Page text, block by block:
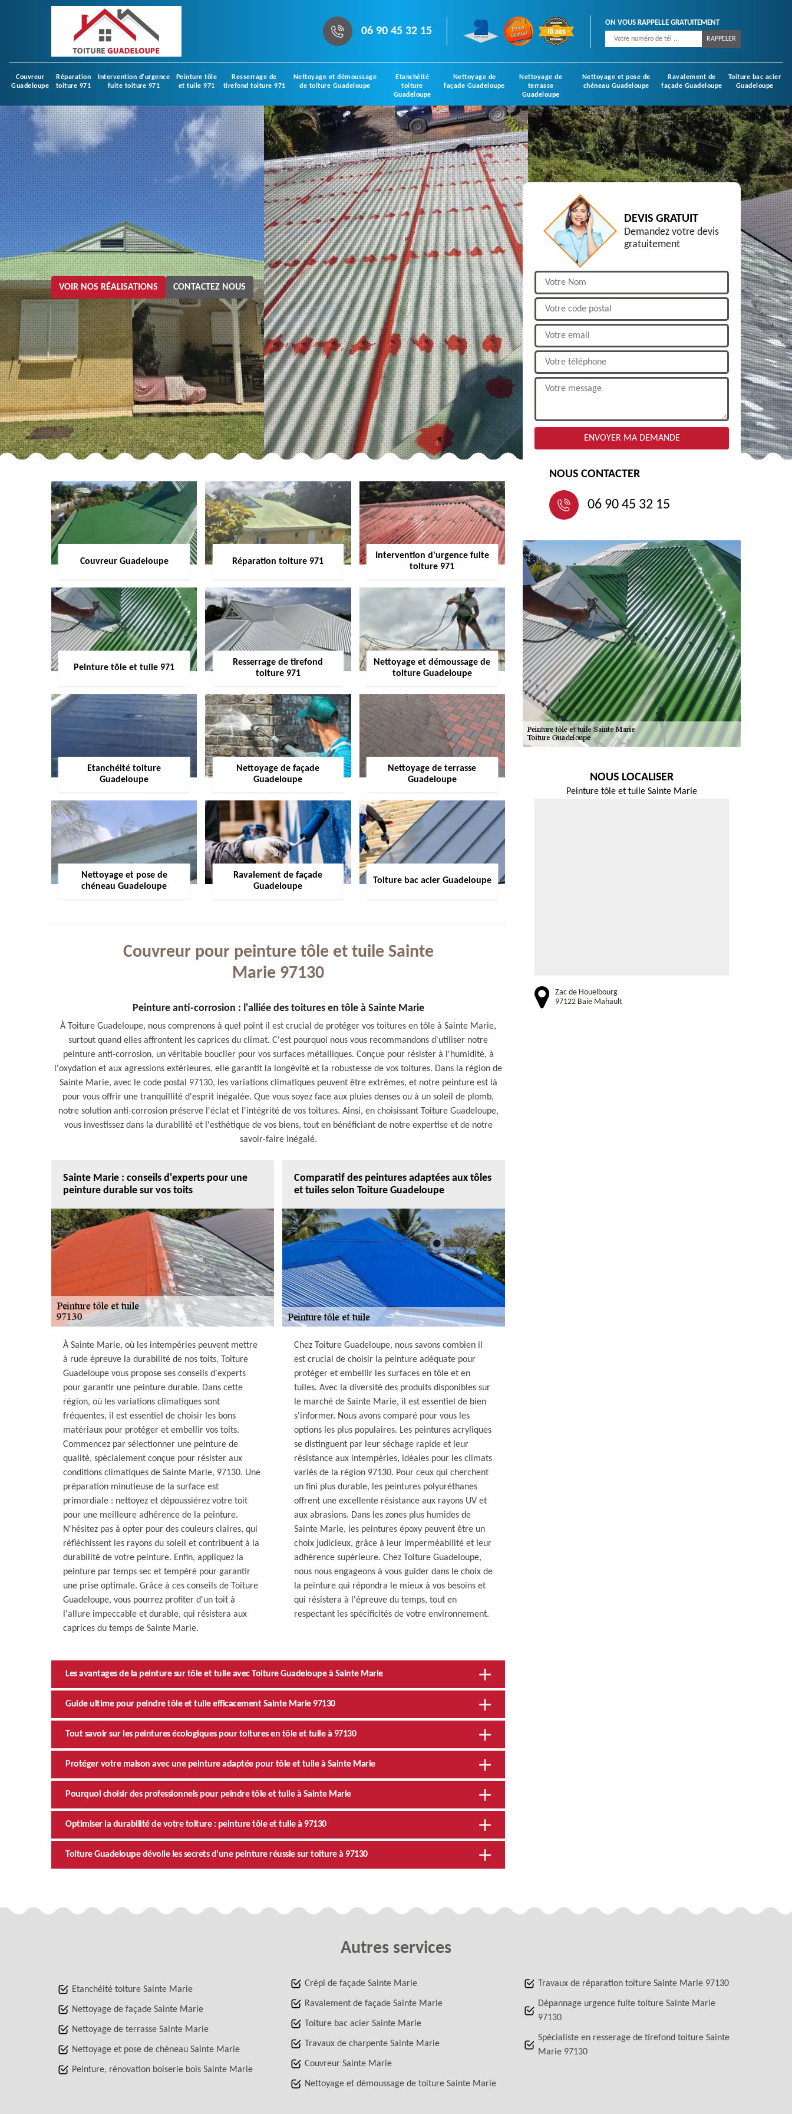
06 90 45 32 15
ON VOUS RAPPELLE GRATUITEMENT
Couvreur
Guadeloupe
Réparation
toiture 971
Intervention d'urgence
fuite toiture 971
Peinture tôle
et tuile 971
Resserrage de
tirefond toiture 971
Nettoyage et démoussage
de toiture Guadeloupe
Etanchéité
toiture
Guadeloupe
Nettoyage de
façade Guadeloupe
Nettoyage de
terrasse
Guadeloupe
Nettoyage et pose de
chéneau Guadeloupe
Ravalement de
façade Guadeloupe
Toiture bac acier
Guadeloupe
VOIR NOS RÉALISATIONS CONTACTEZ NOUS
Couvreur Guadeloupe Réparation toiture 971
Intervention d'urgence fuite
toiture 971
Peinture tôle et tuile 971
Resserrage de tirefond
toiture 971
Nettoyage et démoussage de
toiture Guadeloupe
Etanchéité toiture
Guadeloupe
Nettoyage de façade
Guadeloupe
Nettoyage de terrasse
Guadeloupe
Nettoyage et pose de
chéneau Guadeloupe
Ravalement de façade
Guadeloupe
Toiture bac acier Guadeloupe
Couvreur pour peinture tôle et tuile Sainte
Marie 97130
Peinture anti-corrosion : l'alliée des toitures en tôle à Sainte Marie
À Toiture Guadeloupe, nous comprenons à quel point il est crucial de protéger vos toitures en tôle à Sainte Marie,
surtout quand elles affrontent les caprices du climat. C'est pourquoi nous vous recommandons d'utiliser notre
peinture anti-corrosion, un véritable bouclier pour vos surfaces métalliques. Conçue pour résister à l'humidité, à
l'oxydation et aux agressions extérieures, elle garantit la longévité et la robustesse de vos toitures. Dans la région de
Sainte Marie, avec le code postal 97130, les variations climatiques peuvent être extrêmes, et notre peinture est là
pour vous offrir une tranquillité d'esprit inégalée. Que vous soyez face aux pluies denses ou à un soleil de plomb,
notre solution anti-corrosion préserve l'éclat et l'intégrité de vos toitures. Ainsi, en choisissant Toiture Guadeloupe,
vous investissez dans la durabilité et l'esthétique de vos biens, tout en bénéficiant de notre expertise et de notre
savoir-faire inégalé.
Sainte Marie : conseils d'experts pour une
peinture durable sur vos toits
À Sainte Marie, où les intempéries peuvent mettre
à rude épreuve la durabilité de nos toits, Toiture
Guadeloupe vous propose ses conseils d'experts
pour garantir une peinture durable. Dans cette
région, où les variations climatiques sont
fréquentes, il est essentiel de choisir les bons
matériaux pour protéger et embellir vos toits.
Commencez par sélectionner une peinture de
qualité, spécialement conçue pour résister aux
conditions climatiques de Sainte Marie, 97130. Une
préparation minutieuse de la surface est
primordiale : nettoyez et dépoussiérez votre toit
pour une meilleure adhérence de la peinture.
N'hésitez pas à opter pour des couleurs claires, qui
réfléchissent les rayons du soleil et contribuent à la
durabilité de votre peinture. Enfin, appliquez la
peinture par temps sec et tempéré pour garantir
une prise optimale. Grâce à ces conseils de Toiture
Guadeloupe, vous pourrez profiter d'un toit à
l'allure impeccable et durable, qui résistera aux
caprices du temps de Sainte Marie.
Comparatif des peintures adaptées aux tôles
et tuiles selon Toiture Guadeloupe
Chez Toiture Guadeloupe, nous savons combien il
est crucial de choisir la peinture adéquate pour
protéger et embellir les surfaces en tôle et en
tuiles. Avec la diversité des produits disponibles sur
le marché de Sainte Marie, il est essentiel de bien
s'informer. Nous avons comparé pour vous les
options les plus populaires. Les peintures acryliques
se distinguent par leur séchage rapide et leur
résistance aux intempéries, idéales pour les climats
variés de la région 97130. Pour ceux qui cherchent
un fini plus durable, les peintures polyuréthanes
offrent une excellente résistance aux rayons UV et
aux abrasions. Dans les zones plus humides de
Sainte Marie, les peintures époxy peuvent être un
choix judicieux, grâce à leur imperméabilité et leur
adhérence supérieure. Chez Toiture Guadeloupe,
nous nous engageons à vous guider dans le choix de
la peinture qui répondra le mieux à vos besoins et
qui résistera à l'épreuve du temps, tout en
respectant les spécificités de votre environnement.
Les avantages de la peinture sur tôle et tuile avec Toiture Guadeloupe à Sainte Marie
Guide ultime pour peindre tôle et tuile efficacement Sainte Marie 97130
Tout savoir sur les peintures écologiques pour toitures en tôle et tuile à 97130
Protéger votre maison avec une peinture adaptée pour tôle et tuile à Sainte Marie
Pourquoi choisir des professionnels pour peindre tôle et tuile à Sainte Marie
Optimiser la durabilité de votre toiture : peinture tôle et tuile à 97130
Toiture Guadeloupe dévoile les secrets d'une peinture réussie sur toiture à 97130
DEVIS GRATUIT
Demandez votre devis
gratuitement
NOUS CONTACTER
06 90 45 32 15
NOUS LOCALISER
Peinture tôle et tuile Sainte Marie
Zac de Houelbourg
97122 Baie Mahault
Autres services
Etanchéité toiture Sainte Marie
Nettoyage de façade Sainte Marie
Nettoyage de terrasse Sainte Marie
Nettoyage et pose de chéneau Sainte Marie
Peinture, rénovation boiserie bois Sainte Marie
Crépi de façade Sainte Marie
Ravalement de façade Sainte Marie
Toiture bac acier Sainte Marie
Travaux de charpente Sainte Marie
Couvreur Sainte Marie
Nettoyage et démoussage de toiture Sainte Marie
Travaux de réparation toiture Sainte Marie 97130
Dépannage urgence fuite toiture Sainte Marie
97130
Spécialiste en resserage de tirefond toiture Sainte
Marie 97130